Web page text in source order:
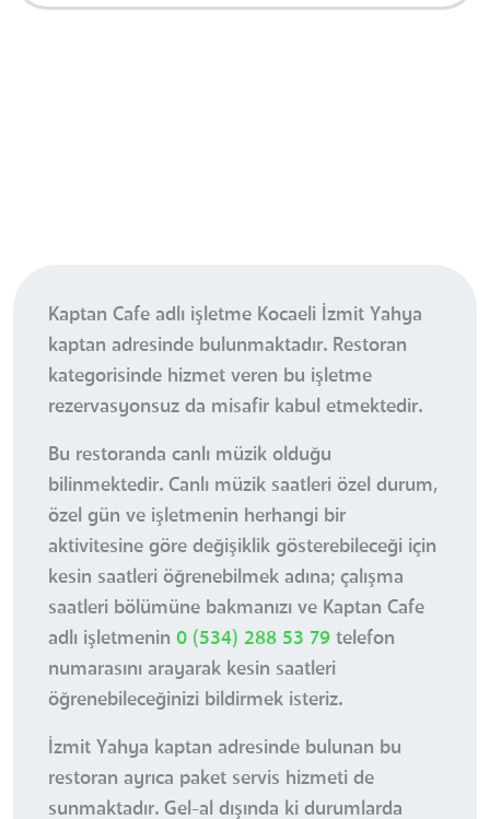
Kaptan Cafe adlı işletme Kocaeli İzmit Yahya
kaptan adresinde bulunmaktadır. Restoran
kategorisinde hizmet veren bu işletme
rezervasyonsuz da misafir kabul etmektedir.
Bu restoranda canlı müzik olduğu
bilinmektedir. Canlı müzik saatleri özel durum,
özel gün ve işletmenin herhangi bir
aktivitesine göre değişiklik gösterebileceği için
kesin saatleri öğrenebilmek adına; çalışma
saatleri bölümüne bakmanızı ve Kaptan Cafe
adlı işletmenin 0 (534) 288 53 79 telefon
numarasını arayarak kesin saatleri
öğrenebileceğinizi bildirmek isteriz.
İzmit Yahya kaptan adresinde bulunan bu
restoran ayrıca paket servis hizmeti de
sunmaktadır. Gel-al dışında ki durumlarda